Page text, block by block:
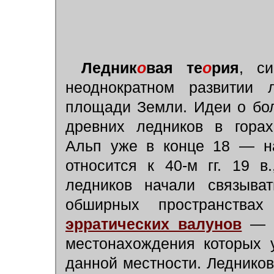
Ледниковая теория,
неоднократном развитии
площади Земли. Идеи о
древних ледников в
Альп уже в конце 18 —
относится к 40-м гг. 19
ледников начали
обширных
эрратических валунов —
местонахождения
данной местности.